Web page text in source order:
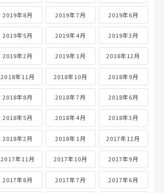
2019年8月 2019年7月 2019年6月
2019年5月 2019年4月 2019年3月
2019年2月 2019年1月 2018年12月
2018年11月 2018年10月 2018年9月
2018年8月 2018年7月 2018年6月
2018年5月 2018年4月 2018年3月
2018年2月 2018年1月 2017年12月
2017年11月 2017年10月 2017年9月
2017年8月 2017年7月 2017年6月